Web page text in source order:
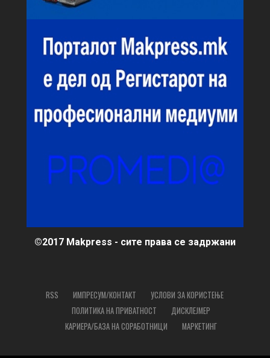
©2017 Makpress - сите права се задржани
RSS ИМПРЕСУМ/КОНТАКТ
УСЛОВИ ЗА КОРИСТЕЊЕ
ПОЛИТИКА НА ПРИВАТНОСТ
ДИСКЛЕЈМЕР
КАРИЕРА/БАЗА НА СОРАБОТНИЦИ
МАРКЕТИНГ